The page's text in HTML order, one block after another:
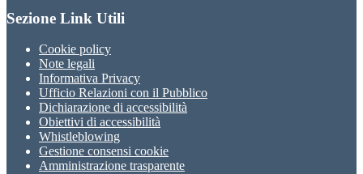
Sezione Link Utili
Cookie policy
Note legali
Informativa Privacy
Ufficio Relazioni con il Pubblico
Dichiarazione di accessibilità
Obiettivi di accessibilità
Whistleblowing
Gestione consensi cookie
Amministrazione trasparente